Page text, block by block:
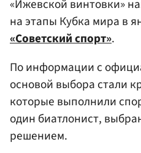
«Ижевской винтовки»
на этапы Кубка мира в
«Советский спорт».
По информации с
основой выбора стали
которые выполнили
один биатлонист,
решением.